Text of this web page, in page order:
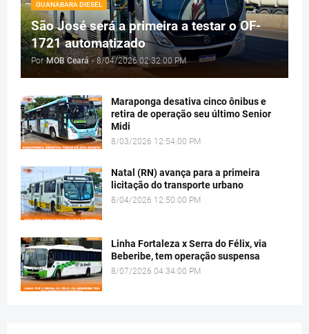
GUANABARA DIESEL
São José será a primeira a testar o OF-
1721 automatizado
Por MOB Ceará - 8/04/2026 02:32:00 PM
Maraponga desativa cinco ônibus e
retira de operação seu último Senior
Midi
8/03/2026 12:54:00 PM
Natal (RN) avança para a primeira
licitação do transporte urbano
8/04/2026 12:50:00 PM
Linha Fortaleza x Serra do Félix, via
Beberibe, tem operação suspensa
8/07/2026 04:34:00 PM